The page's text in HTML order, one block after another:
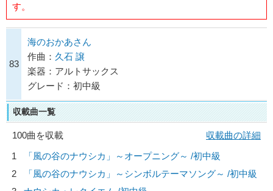
す。
83
海のおかあさん
作曲： 久石 譲
楽器：アルトサックス
グレード：初中級
収載曲一覧
100曲を収載
収載曲の詳細
1
「風の谷のナウシカ」～オープニング～ /初中級
2
「風の谷のナウシカ」～シンボルテーマソング～ /初中級